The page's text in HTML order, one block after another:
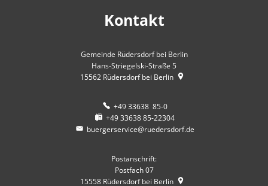
Kontakt
Gemeinde Rüdersdorf bei Berlin
Hans-Striegelski-Straße 5
15562 Rüdersdorf bei Berlin
+49 33638 85-0
+49 33638 85-22304
buergerservice@ruedersdorf.de
Postanschrift:
Postfach 07
15558 Rüdersdorf bei Berlin